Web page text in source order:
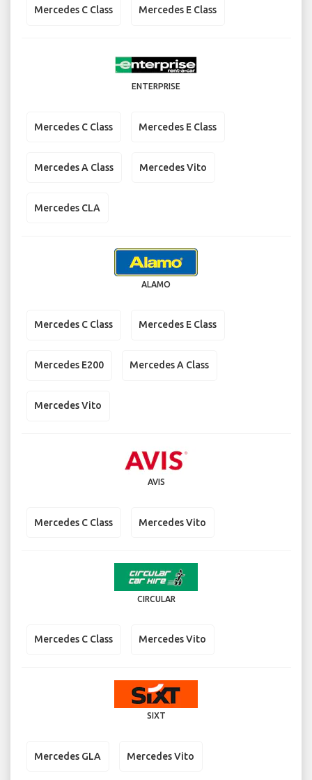
Mercedes C Class Mercedes E Class
ENTERPRISE
Mercedes C Class Mercedes E Class
Mercedes A Class Mercedes Vito
Mercedes CLA
ALAMO
Mercedes C Class Mercedes E Class
Mercedes E200 Mercedes A Class
Mercedes Vito
AVIS
Mercedes C Class Mercedes Vito
CIRCULAR
Mercedes C Class Mercedes Vito
SIXT
Mercedes GLA Mercedes Vito